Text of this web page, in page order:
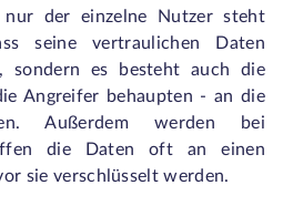
der einzelne Nutzer steht
seine vertraulichen Daten
sondern es besteht auch die
Angreifer behaupten - an die
Außerdem werden bei
die Daten oft an einen
sie verschlüsselt werden.